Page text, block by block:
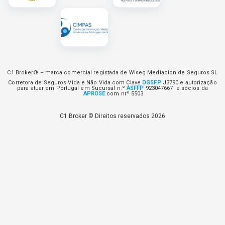
C1 Broker® – marca comercial registada de Wiseg Mediacion de Seguros SL
Corretora de Seguros Vida e Não Vida com Clave DGSFPJ3790 e autorização
para atuar em Portugal em Sucursal n.ºASFFP 923047667 e sócios da
APROSE com nrº 5503
C1 Broker © Direitos reservados 2026